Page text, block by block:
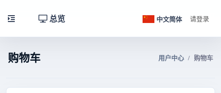
总览 中文简体 请登录
购物车 用户中心 购物车